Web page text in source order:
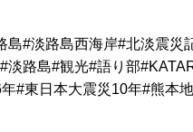
島#淡路島西海岸#北淡震災
#淡路島#観光#語り部
年#東日本大震災10年#熊本